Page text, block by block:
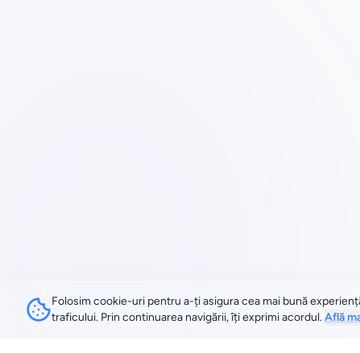
Folosim cookie-uri pentru a-ți asigura cea mai bună
traficului. Prin continuarea navigării, îți exprimi acordul.Află